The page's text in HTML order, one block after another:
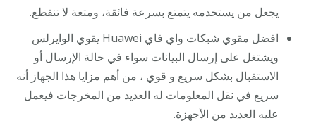
يجعل من يستخدمه يتمتع بسرعة فائقة، ومتعة لا تنقطع.
افضل مقوي شبكات واي فاي Huawei يقوي الوايرلس
ويشتغل على إرسال البيانات سواء في حالة الإرسال أو
الاستقبال بشكل سريع و قوي ، من أهم مزايا هذا الجهاز أنه
سريع في نقل المعلومات له العديد من المخرجات فيعمل
عليه العديد من الأجهزة.